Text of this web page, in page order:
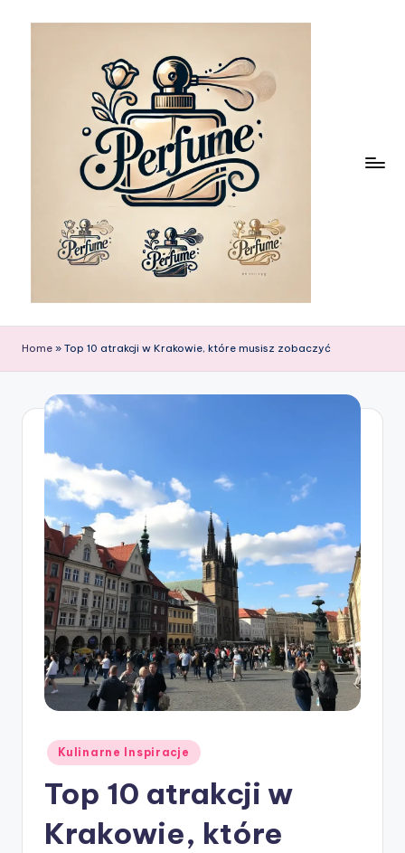
Home » Top 10 atrakcji w Krakowie, które musisz zobaczyć
Posted
in
Kulinarne Inspiracje
Top 10 atrakcji w
Krakowie, które